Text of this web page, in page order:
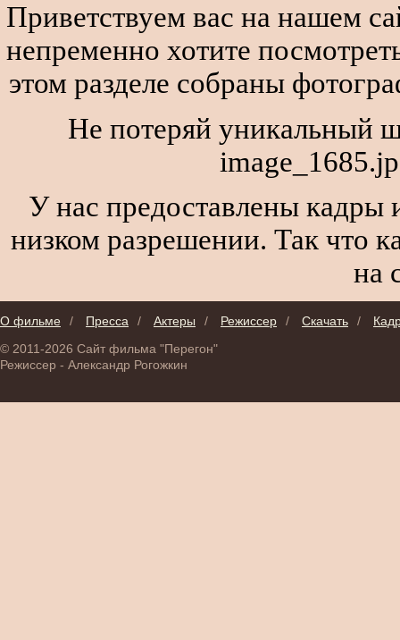
Приветствуем вас на нашем
непременно хотите
этом разделе собраны
Не потеряй уникальный
У нас предоставлены кадры
низком разрешении. Так что
на
О фильме / Пресса / Актеры / Режиссер / Скачать /
© 2011-2026 Сайт фильма "Перегон"
Режиссер - Александр Рогожкин